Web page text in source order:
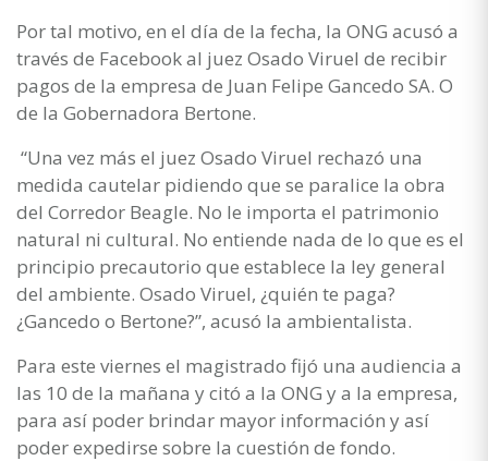
Por tal motivo, en el día de la fecha, la ONG acusó a
través de Facebook al juez Osado Viruel de recibir
pagos de la empresa de Juan Felipe Gancedo SA. O
de la Gobernadora Bertone.
“Una vez más el juez Osado Viruel rechazó una
medida cautelar pidiendo que se paralice la obra
del Corredor Beagle. No le importa el patrimonio
natural ni cultural. No entiende nada de lo que es el
principio precautorio que establece la ley general
del ambiente. Osado Viruel, ¿quién te paga?
¿Gancedo o Bertone?”, acusó la ambientalista.
Para este viernes el magistrado fijó una audiencia a
las 10 de la mañana y citó a la ONG y a la empresa,
para así poder brindar mayor información y así
poder expedirse sobre la cuestión de fondo.